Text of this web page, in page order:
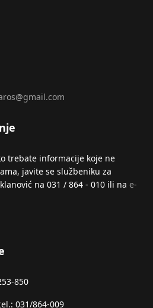
trebate informacije koje ne
javite se službeniku za
na 031 / 864 - 010 ili na e-
850
031/864-009